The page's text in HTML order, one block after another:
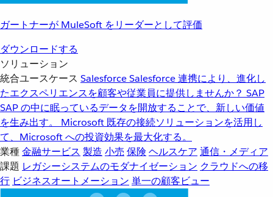
ガートナーが MuleSoft をリーダーとして評価
ダウンロードする
ソリューション
統合ユースケース SalesforceSalesforce 連携により、進化し
たエクスペリエンスを顧客や従業員に提供しませんか？ SAP
SAP の中に眠っているデータを開放することで、新しい価値
を生み出す。
Microsoft 既存の接続ソリューションを活用し
て、Microsoft への投資効果を最大化する。
業種金融サービス 製造 小売 保険 ヘルスケア 通信・メディア
課題 レガシーシステムのモダナイゼーション クラウドへの移
行 ビジネスオートメーション 単一の顧客ビュー